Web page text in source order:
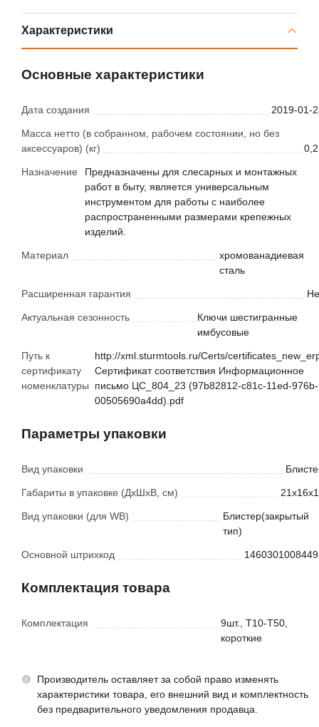
Характеристики
Основные характеристики
Дата создания 2019-01-
Масса нетто (в собранном, рабочем состоянии, но без
аксессуаров) (кг)
Назначение
Предназначены для слесарных и монтажных
работ в быту, является универсальным
инструментом для работы с наиболее
распространенными размерами крепежных
изделий.
Материал
хромованадиевая
сталь
Расширенная гарантия
Актуальная сезонность
Ключи шестигранные
имбусовые
Путь к
сертификату
номенклатуры
http://xml.sturmtools.ru/Certs/
Сертификат соответствия Информационное
письмо ЦС_804_23 (97b82812-c81c-11ed-976b-
00505690a4dd).pdf
Параметры упаковки
Вид упаковки
Габариты в упаковке (ДхШхВ, см)
Вид упаковки (для WB)
Блистер(закрытый
тип)
Основной штрихкод
Комплектация товара
Комплектация
9шт., T10-T50,
короткие
Производитель оставляет за собой право изменять
характеристики товара, его внешний вид и комплектность
без предварительного уведомления продавца.